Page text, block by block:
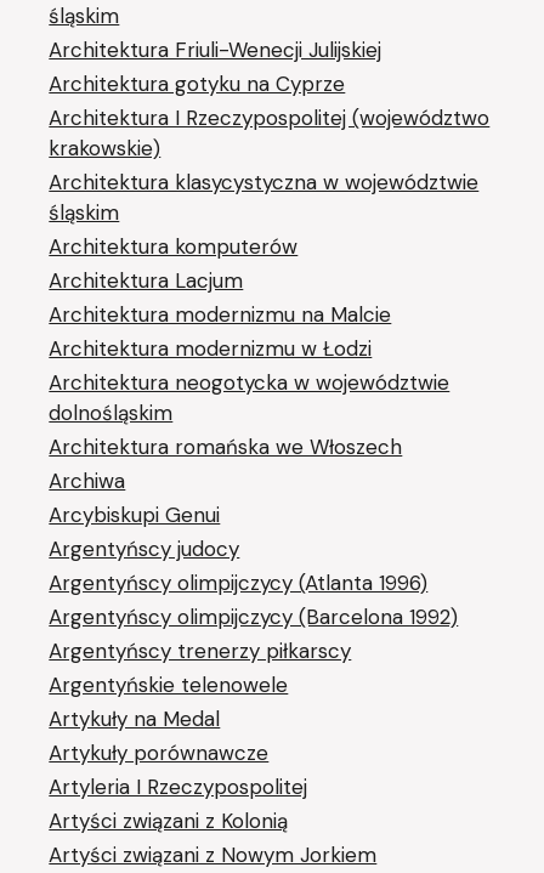
śląskim
Architektura Friuli-Wenecji Julijskiej
Architektura gotyku na Cyprze
Architektura I Rzeczypospolitej (województwo
krakowskie)
Architektura klasycystyczna w województwie
śląskim
Architektura komputerów
Architektura Lacjum
Architektura modernizmu na Malcie
Architektura modernizmu w Łodzi
Architektura neogotycka w województwie
dolnośląskim
Architektura romańska we Włoszech
Archiwa
Arcybiskupi Genui
Argentyńscy judocy
Argentyńscy olimpijczycy (Atlanta 1996)
Argentyńscy olimpijczycy (Barcelona 1992)
Argentyńscy trenerzy piłkarscy
Argentyńskie telenowele
Artykuły na Medal
Artykuły porównawcze
Artyleria I Rzeczypospolitej
Artyści związani z Kolonią
Artyści związani z Nowym Jorkiem